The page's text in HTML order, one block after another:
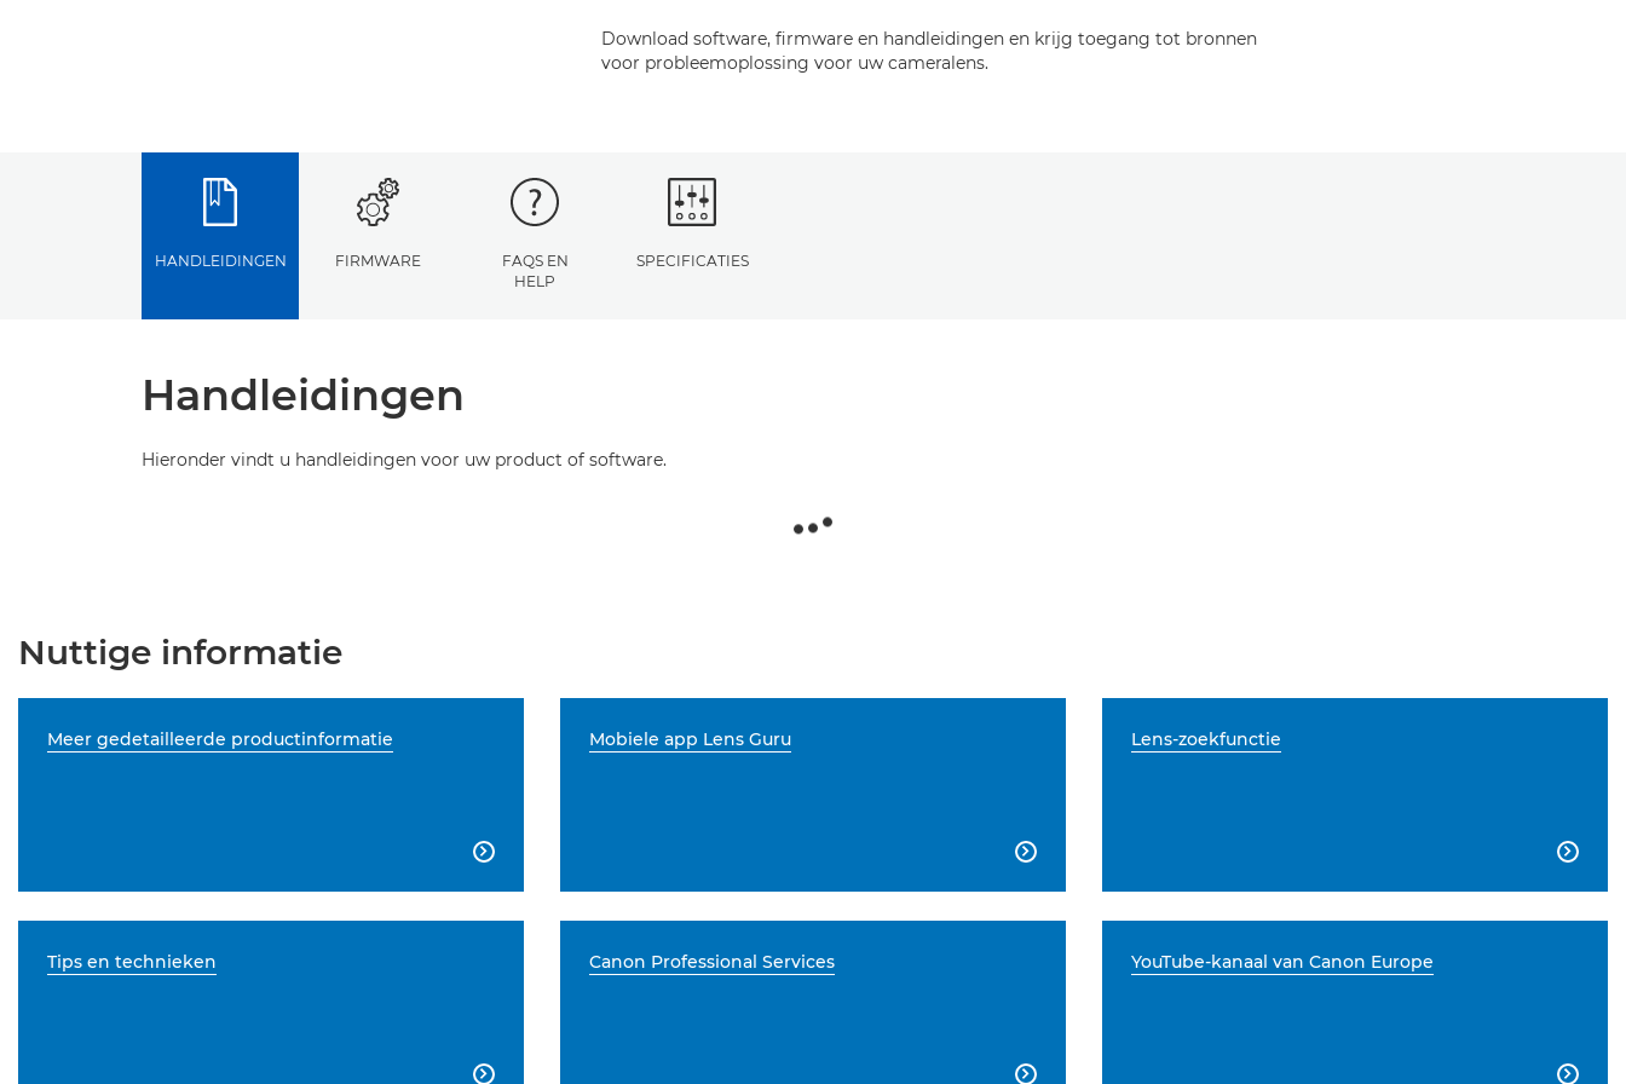
Download software, firmware en handleidingen en krijg toegang tot bronnen
voor probleemoplossing voor uw cameralens.
HANDLEIDINGEN FIRMWARE
FAQS EN
HELP
SPECIFICATIES
Handleidingen
Hieronder vindt u handleidingen voor uw product of software.
Nuttige informatie
Meer gedetailleerde productinformatie

Mobiele app Lens Guru

Lens-zoekfunctie

Tips en technieken

Canon Professional Services

YouTube-kanaal van Canon Europe
